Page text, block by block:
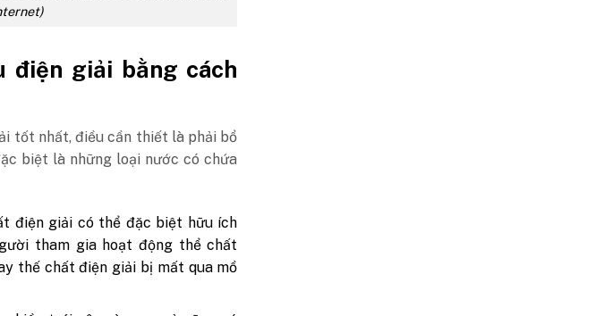
giải bằng cách
tốt nhất, điều cần thiết là phải bổ
biệt là những loại nước có chứa
điện giải có thể đặc biệt hữu ích
tham gia hoạt động thể chất
thế chất điện giải bị mất qua mồ